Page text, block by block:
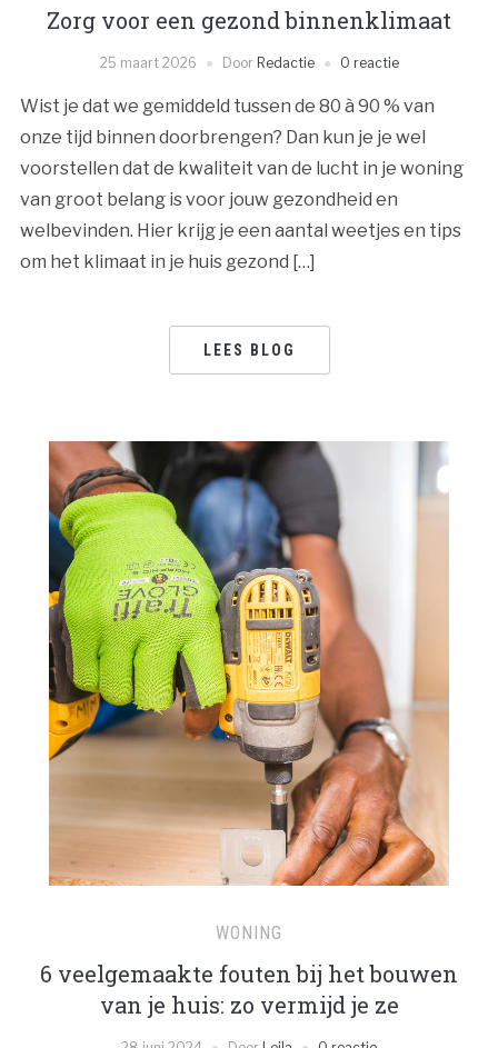
Zorg voor een gezond binnenklimaat
25 maart 2026 Door Redactie 0 reactie
Wist je dat we gemiddeld tussen de 80 à 90 % van
onze tijd binnen doorbrengen? Dan kun je je wel
voorstellen dat de kwaliteit van de lucht in je woning
van groot belang is voor jouw gezondheid en
welbevinden. Hier krijg je een aantal weetjes en tips
om het klimaat in je huis gezond […]
LEES BLOG
WONING
6 veelgemaakte fouten bij het bouwen
van je huis: zo vermijd je ze